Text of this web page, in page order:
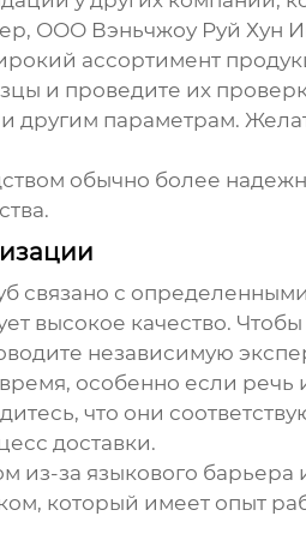
ООО Вэньчжоу Руй Хун
ассортимент
и проведите их
другим параметрам.
обычно более
связано с
высокое качество.
независимую
особенно если
что они
доставки.
за языкового барьера
который имеет опыт